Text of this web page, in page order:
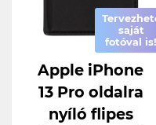
saját
fotóval is!
Apple iPhone
13 Pro oldalra
nyíló flipes